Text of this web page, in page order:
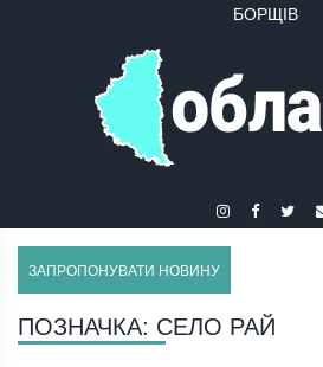
БОРЩІВ
ЗАПРОПОНУВАТИ НОВИНУ
ПОЗНАЧКА: СЕЛО РАЙ